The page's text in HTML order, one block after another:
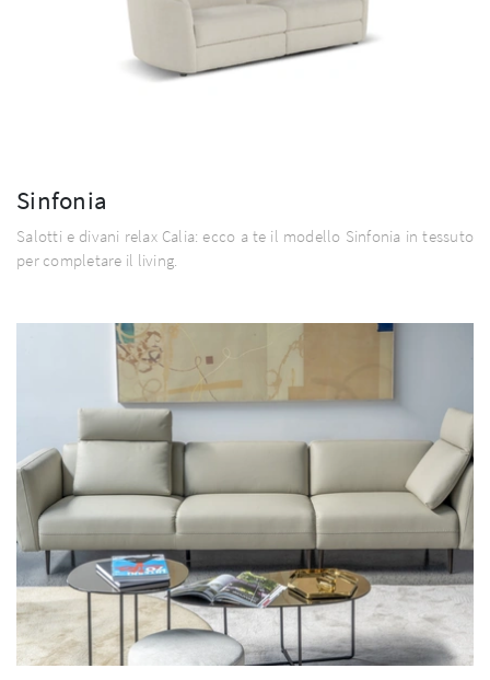
Sinfonia
Salotti e divani relax Calia: ecco a te il modello Sinfonia in tessuto
per completare il living.